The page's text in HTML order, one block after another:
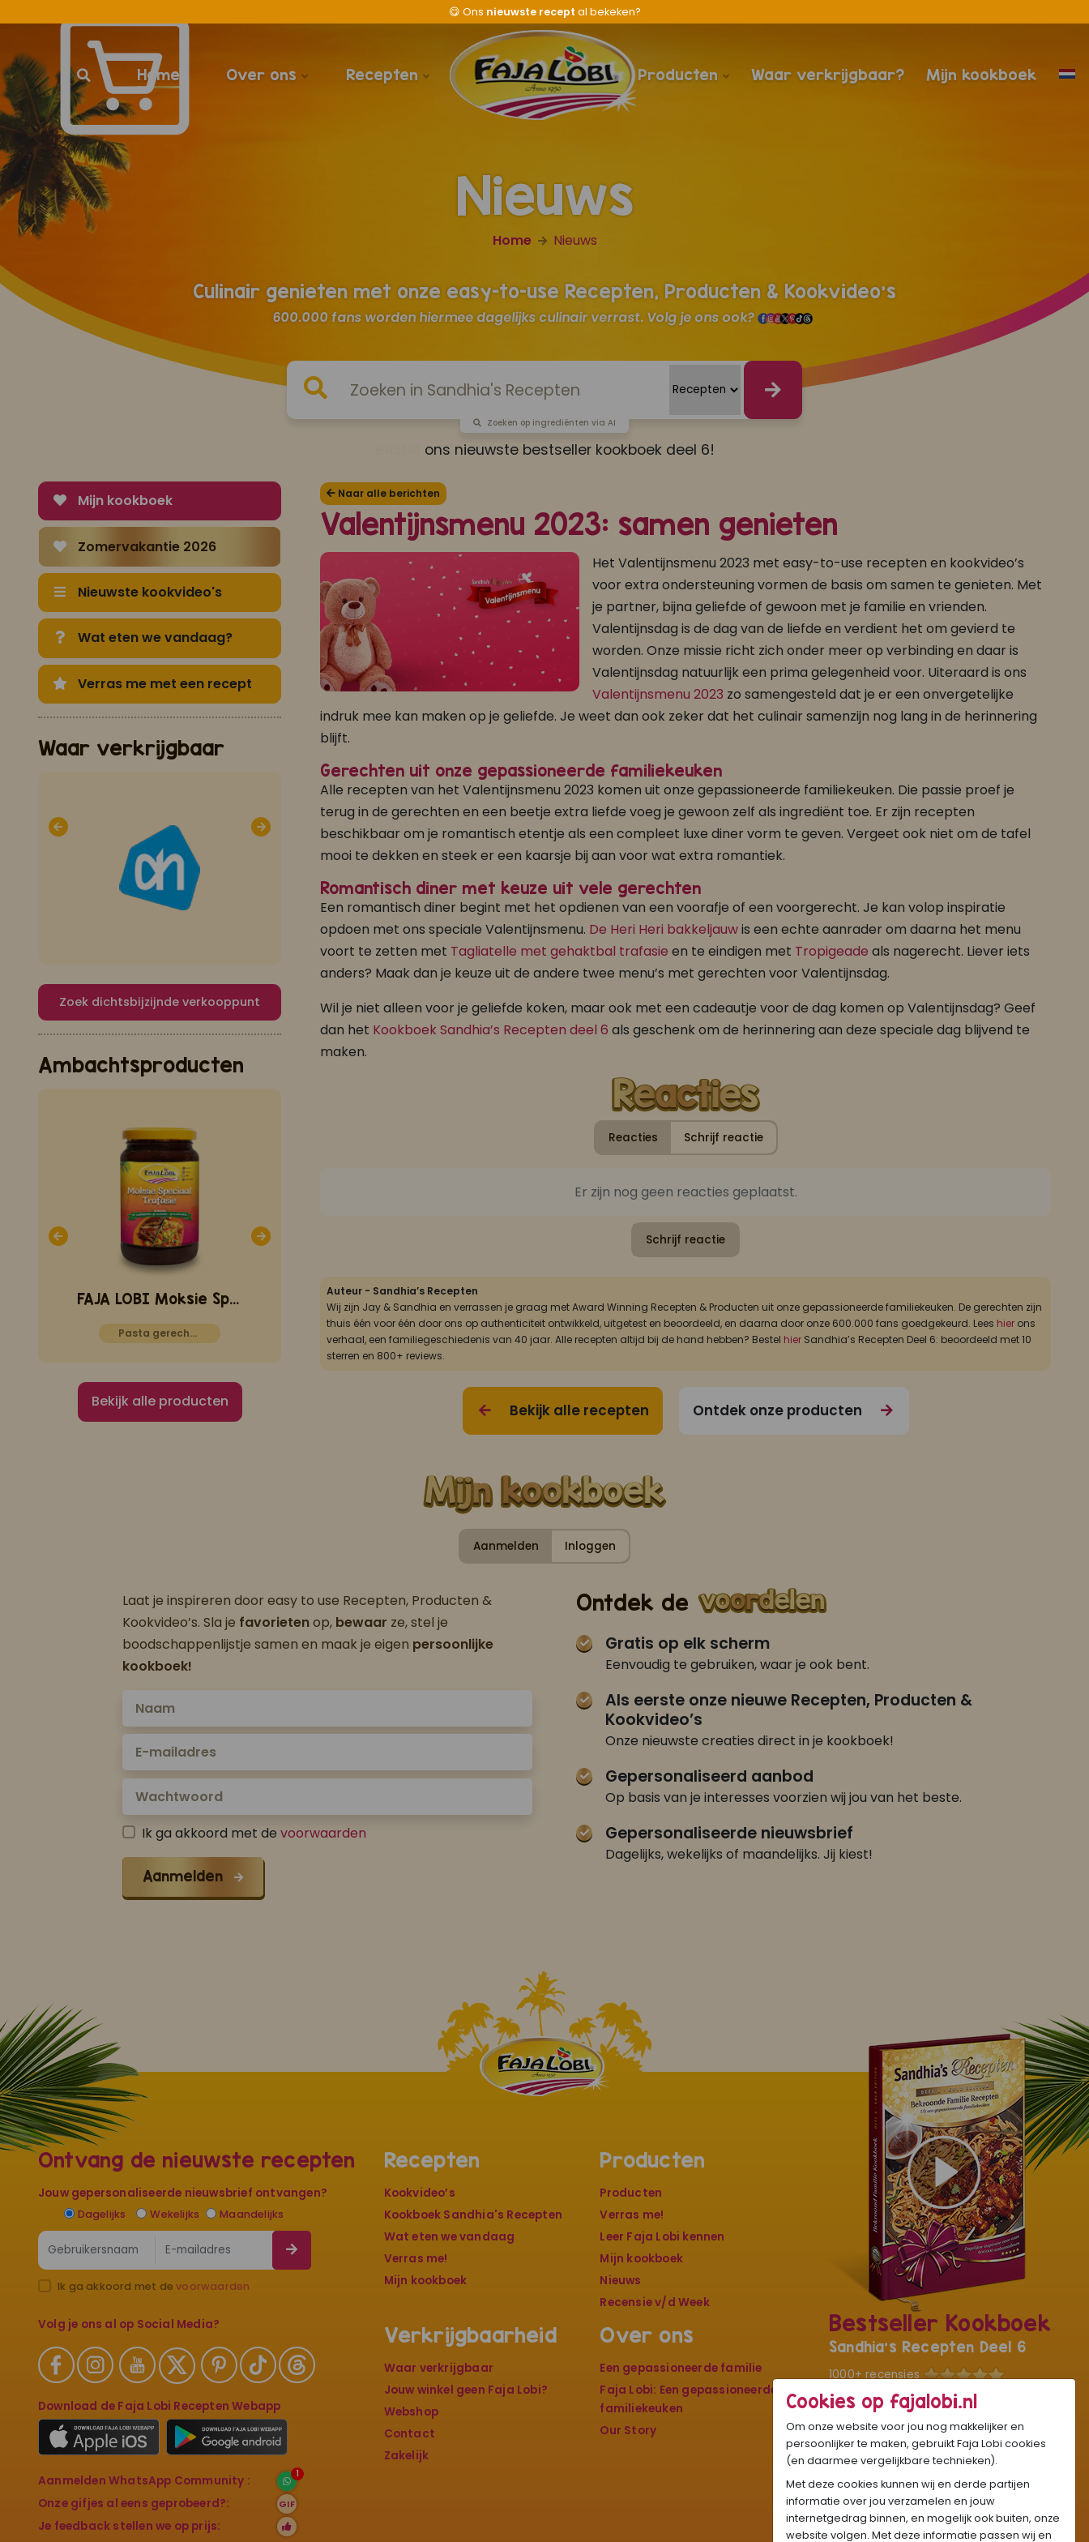
😋 Ons nieuwste recept al bekeken?
Home Over ons Recepten Producten Waar verkrijgbaar? Mijn kookboek
Nieuws
Home Nieuws
Culinair genieten met onze easy-to-use Recepten, Producten & Kookvideo's
600.000 fans worden hiermee dagelijks culinair verrast. Volg je ons ook?
Zoeken op ingrediënten via AI
ons nieuwste bestseller kookboek deel 6!
Mijn kookboek
Zomervakantie 2026
Nieuwste kookvideo's
Wat eten we vandaag?
Verras me met een recept
Waar verkrijgbaar
Zoek dichtsbijzijnde verkooppunt
Ambachtsproducten
FAJA LOBI Moksie Speciaal 360 ml
Pasta gerechten
Faja Lobi Wok Trafasie 360ml
Wok gerechten Instant noodles
FAJA LOBI Sranang Foroe Trafasie 360 ml
Wok gerechten
Bekijk alle producten
Naar alle berichten
Valentijnsmenu 2023: samen genieten
Het Valentijnsmenu 2023 met easy-to-use recepten en kookvideo’s
voor extra ondersteuning vormen de basis om samen te genieten. Met
je partner, bijna geliefde of gewoon met je familie en vrienden.
Valentijnsdag is de dag van de liefde en verdient het om gevierd te
worden. Onze missie richt zich onder meer op verbinding en daar is
Valentijnsdag natuurlijk een prima gelegenheid voor. Uiteraard is ons
Valentijnsmenu 2023 zo samengesteld dat je er een onvergetelijke
indruk mee kan maken op je geliefde. Je weet dan ook zeker dat het culinair samenzijn nog lang in de herinnering
blijft.
Gerechten uit onze gepassioneerde familiekeuken
Alle recepten van het Valentijnsmenu 2023 komen uit onze gepassioneerde familiekeuken. Die passie proef je
terug in de gerechten en een beetje extra liefde voeg je gewoon zelf als ingrediënt toe. Er zijn recepten
beschikbaar om je romantisch etentje als een compleet luxe diner vorm te geven. Vergeet ook niet om de tafel
mooi te dekken en steek er een kaarsje bij aan voor wat extra romantiek.
Romantisch diner met keuze uit vele gerechten
Een romantisch diner begint met het opdienen van een voorafje of een voorgerecht. Je kan volop inspiratie
opdoen met ons speciale Valentijnsmenu. De Heri Heri bakkeljauwis een echte aanrader om daarna het menu
voort te zetten met Tagliatelle met gehaktbal trafasie en te eindigen met Tropigeade als nagerecht. Liever iets
anders? Maak dan je keuze uit de andere twee menu’s met gerechten voor Valentijnsdag.
Wil je niet alleen voor je geliefde koken, maar ook met een cadeautje voor de dag komen op Valentijnsdag? Geef
dan het Kookboek Sandhia’s Recepten deel 6 als geschenk om de herinnering aan deze speciale dag blijvend te
maken.
Reacties Schrijf reactie
Er zijn nog geen reacties geplaatst.
Schrijf reactie
Auteur - Sandhia’s Recepten
Wij zijn Jay & Sandhia en verrassen je graag met Award Winning Recepten & Producten uit onze gepassioneerde familiekeuken. De gerechten zijn
thuis één voor één door ons op authenticiteit ontwikkeld, uitgetest en beoordeeld, en daarna door onze 600.000 fans goedgekeurd. Lees hier ons
verhaal, een familiegeschiedenis van 40 jaar. Alle recepten altijd bij de hand hebben? Bestel hier Sandhia’s Recepten Deel 6: beoordeeld met 10
sterren en 800+ reviews.
Bekijk alle recepten Ontdek onze producten
Aanmelden Inloggen
Laat je inspireren door easy to use Recepten, Producten &
Kookvideo’s. Sla je favorietenop, bewaar ze, stel je
boodschappenlijstje samen en maak je eigen persoonlijke
kookboek!
Ik ga akkoord met de voorwaarden
Aanmelden
Ontdek de
Gratis op elk scherm
Eenvoudig te gebruiken, waar je ook bent.
Als eerste onze nieuwe Recepten, Producten &
Kookvideo’s
Onze nieuwste creaties direct in je kookboek!
Gepersonaliseerd aanbod
Op basis van je interesses voorzien wij jou van het beste.
Gepersonaliseerde nieuwsbrief
Dagelijks, wekelijks of maandelijks. Jij kiest!
Ontvang de nieuwste recepten
Jouw gepersonaliseerde nieuwsbrief ontvangen?
Dagelijks Wekelijks Maandelijks
Ik ga akkoord met devoorwaarden
Volg je ons al op Social Media?
Download de Faja Lobi Recepten Webapp
Recepten
Kookvideo’s
Kookboek Sandhia's Recepten
Wat eten we vandaag
Verras me!
Mijn kookboek
Producten
Producten
Verras me!
Leer Faja Lobi kennen
Mijn kookboek
Nieuws
Recensie v/d Week
Verkrijgbaarheid
Waar verkrijgbaar
Jouw winkel geen Faja Lobi?
Webshop
Contact
Zakelijk
Over ons
Een gepassioneerde familie
Faja Lobi: Een gepassioneerde
familiekeuken
Our Story
Bestseller Kookboek
Sandhia's Recepten Deel 6
1000+ recensies
De kers op ons culinaire kunstwerk met
geschreven. Met circa 250 pagina’s,
hard cover, full colour foto’s en
Aanmelden WhatsApp Community : 1
Onze gifjes al eens geprobeerd?: GIF
Je feedback stellen we op prijs: €19,95 BESTEL NU OP = OP
Cookies op fajalobi.nl
Om onze website voor jou nog makkelijker en
persoonlijker te maken, gebruikt Faja Lobi cookies
(en daarmee vergelijkbare technieken).
Met deze cookies kunnen wij en derde partijen
informatie over jou verzamelen en jouw
internetgedrag binnen, en mogelijk ook buiten, onze
website volgen. Met deze informatie passen wij en